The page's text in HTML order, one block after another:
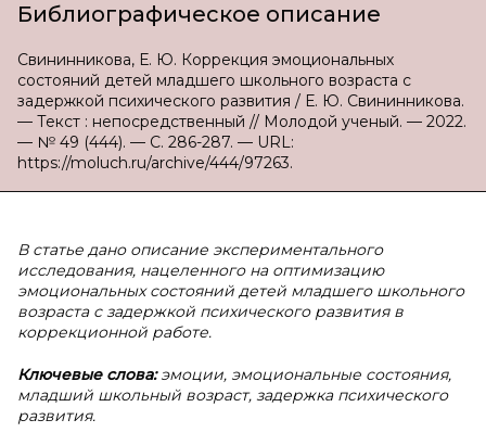
Библиографическое описание
Свининникова, Е. Ю. Коррекция эмоциональных
состояний детей младшего школьного возраста с
задержкой психического развития / Е. Ю. Свининникова.
— Текст : непосредственный // Молодой ученый. — 2022.
— № 49 (444). — С. 286-287. — URL:
https://moluch.ru/archive/444/97263.
В статье дано описание экспериментального
исследования, нацеленного на оптимизацию
эмоциональных состояний детей младшего школьного
возраста с задержкой психического развития в
коррекционной работе.
Ключевые слова:эмоции, эмоциональные состояния,
младший школьный возраст, задержка психического
развития.